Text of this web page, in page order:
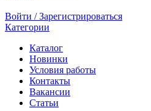
Войти / Зарегистрироваться
Категории
Каталог
Новинки
Условия работы
Контакты
Вакансии
Статьи